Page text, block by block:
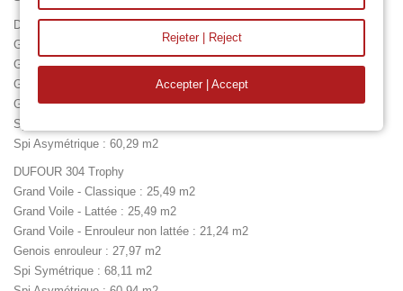
DUFOUR 30 Classic
Grand Voile - Classique : 22,61 m2
Grand Voile - Lattée : 22,61 m2
Grand Voile - Enrouleur non lattée : 18,84 m2
Genois enrouleur : 28,59 m2
Spi Symétrique : 67,38 m2
Spi Asymétrique : 60,29 m2
DUFOUR 304 Trophy
Grand Voile - Classique : 25,49 m2
Grand Voile - Lattée : 25,49 m2
Grand Voile - Enrouleur non lattée : 21,24 m2
Genois enrouleur : 27,97 m2
Spi Symétrique : 68,11 m2
Rejeter | Reject
Accepter | Accept